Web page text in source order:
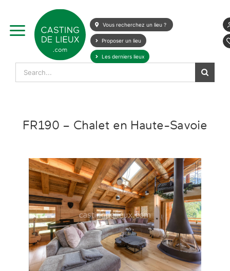
content
Vous recherchez un lieu ?
Proposer un lieu
Les derniers lieux
Search
for:
FR190 – Chalet en Haute-Savoie